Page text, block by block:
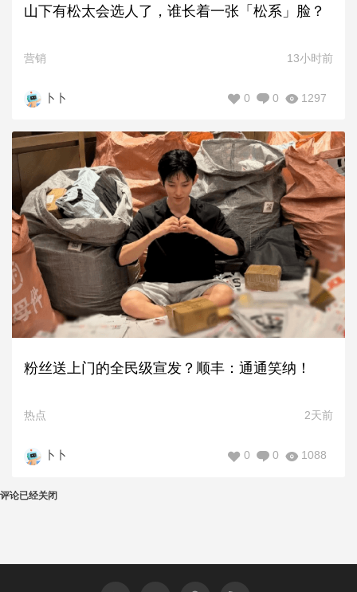
山下有松太会选人了，谁长着一张「松系」脸？
营销 13小时前
卜卜 1297
0
0
粉丝送上门的全民级宣发？顺丰：通通笑纳！
热点 2天前
卜卜 1088
0
0
评论已经关闭